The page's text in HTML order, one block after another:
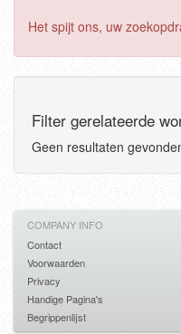
Het spijt ons, uw
Filter gerelateerde
Geen resultaten
COMPANY INFO
Contact
Voorwaarden
Privacy
Handige Pagina's
Begrippenlijst